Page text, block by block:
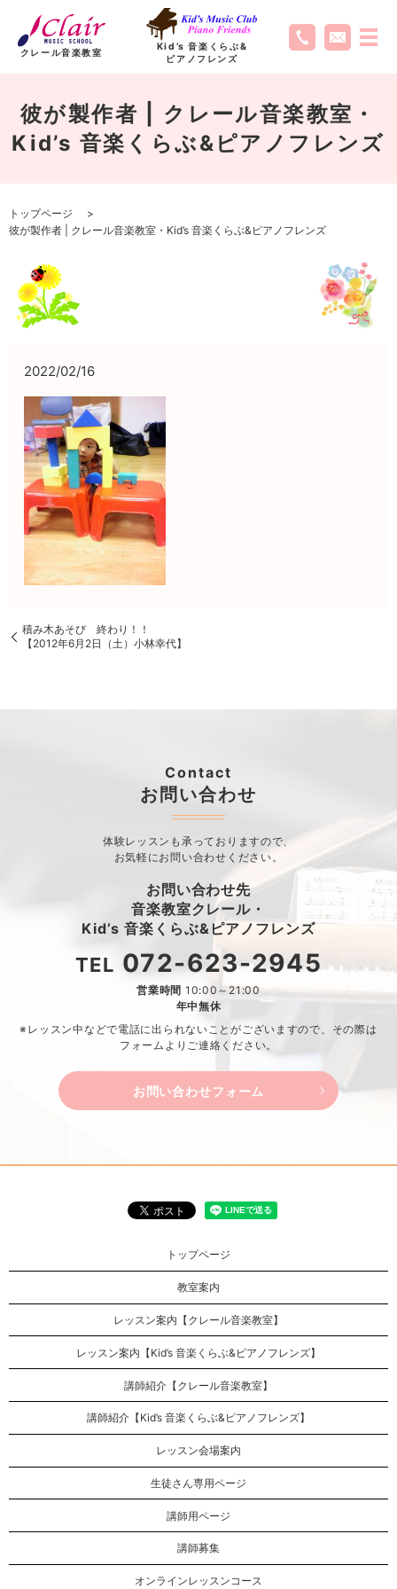
クレール音楽教室
Kid’s 音楽くらぶ&
ピアノフレンズ
彼が製作者 | クレール音楽教室・
Kid’s 音楽くらぶ&ピアノフレンズ
トップページ
彼が製作者 | クレール音楽教室・Kid’s 音楽くらぶ&ピアノフレンズ
2022/02/16
積み木あそび 終わり！！
【2012年6月2日（土）小林幸代】
Contact
お問い合わせ
体験レッスンも承っておりますので、
お気軽にお問い合わせください。
お問い合わせ先
音楽教室クレール・
Kid’s 音楽くらぶ&ピアノフレンズ
TEL 072-623-2945
営業時間 10:00～21:00
年中無休
※レッスン中などで電話に出られないことがございますので、 その際は
フォームよりご連絡ください。
お問い合わせフォーム
トップページ
教室案内
レッスン案内【クレール音楽教室】
レッスン案内【Kid’s 音楽くらぶ&ピアノフレンズ】
講師紹介【クレール音楽教室】
講師紹介【Kid’s 音楽くらぶ&ピアノフレンズ】
レッスン会場案内
生徒さん専用ページ
講師用ページ
講師募集
オンラインレッスンコース